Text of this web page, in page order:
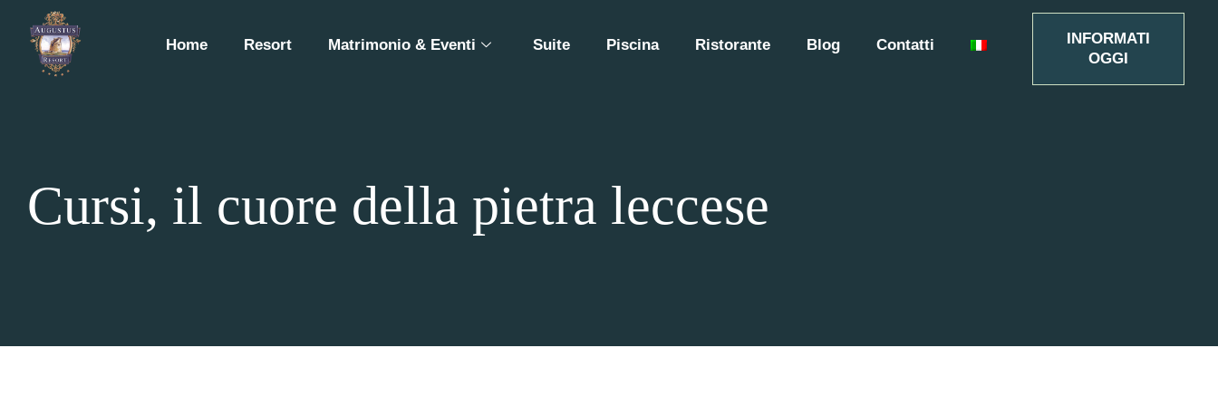
Home Resort Matrimonio & Eventi Suite Piscina Ristorante Blog Contatti
INFORMATI
OGGI
Cursi, il cuore della pietra leccese